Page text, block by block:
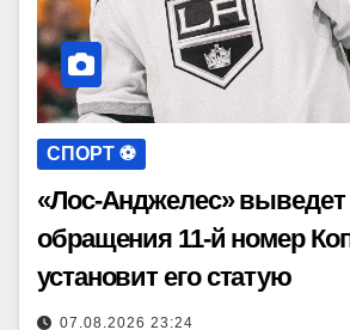
СПОРТ ⚽️
«Лос-Анджелес» выведет
обращения 11-й номер
установит его статую
07.08.2026 23:24